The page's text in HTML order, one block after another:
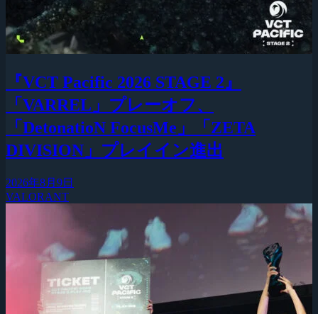
『VCT Pacific 2026 STAGE 2』
「VARREL」プレーオフ、
「DetonatioN FocusMe」「ZETA
DIVISION」プレイイン進出
2026年8月9日
VALORANT